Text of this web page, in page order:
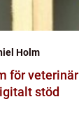
Holm
så väljer
stöd